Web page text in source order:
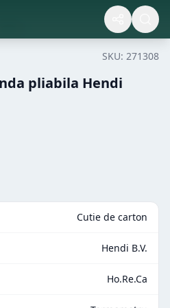
SKU: 271308
pliabila Hendi
Cutie de carton
Hendi B.V.
Ho.Re.Ca